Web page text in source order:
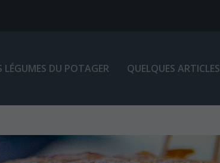
LÉGUMES DU POTAGER QUELQUES ARTICLES